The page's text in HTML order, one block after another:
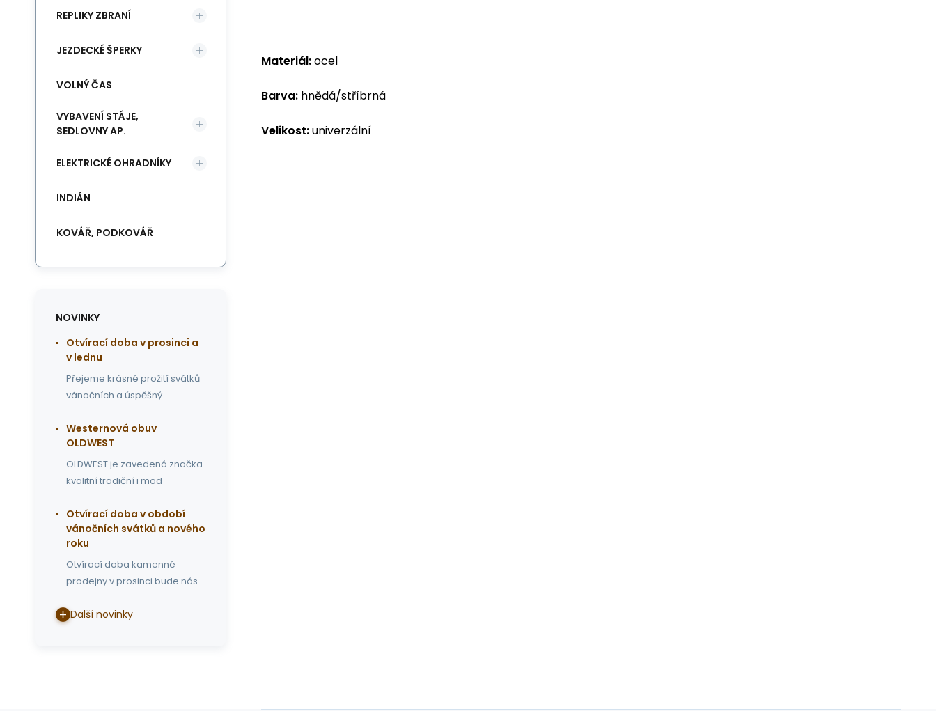
Materiál:ocel
Barva: hnědá/stříbrná
Velikost:univerzální
REPLIKY ZBRANÍ
JEZDECKÉ ŠPERKY
VOLNÝ ČAS
VYBAVENÍ STÁJE,
SEDLOVNY AP.
ELEKTRICKÉ OHRADNÍKY
INDIÁN
KOVÁŘ, PODKOVÁŘ
NOVINKY
Otvírací doba v prosinci a
v lednu
Přejeme krásné prožití svátků
vánočních a úspěšný
Westernová obuv
OLDWEST
OLDWEST je zavedená značka
kvalitní tradiční i mod
Otvírací doba v období
vánočních svátků a nového
roku
Otvírací doba kamenné
prodejny v prosinci bude nás
Další novinky